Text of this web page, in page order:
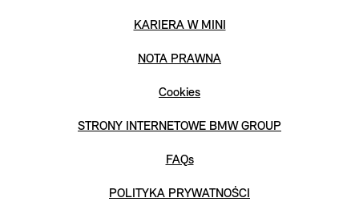
KARIERA W MINI
NOTA PRAWNA
Cookies
STRONY INTERNETOWE BMW GROUP
FAQs
POLITYKA PRYWATNOŚCI